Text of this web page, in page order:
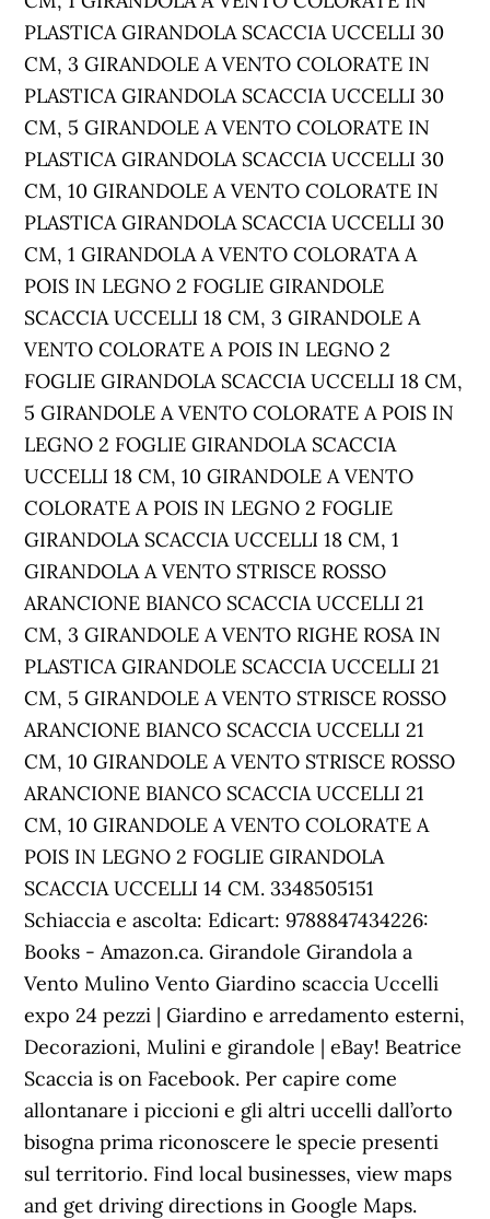
PLASTICA GIRANDOLA SCACCIA UCCELLI 30
CM, 3 GIRANDOLE A VENTO COLORATE IN
PLASTICA GIRANDOLA SCACCIA UCCELLI 30
CM, 5 GIRANDOLE A VENTO COLORATE IN
PLASTICA GIRANDOLA SCACCIA UCCELLI 30
CM, 10 GIRANDOLE A VENTO COLORATE IN
PLASTICA GIRANDOLA SCACCIA UCCELLI 30
CM, 1 GIRANDOLA A VENTO COLORATA A
POIS IN LEGNO 2 FOGLIE GIRANDOLE
SCACCIA UCCELLI 18 CM, 3 GIRANDOLE A
VENTO COLORATE A POIS IN LEGNO 2
FOGLIE GIRANDOLA SCACCIA UCCELLI 18 CM,
5 GIRANDOLE A VENTO COLORATE A POIS IN
LEGNO 2 FOGLIE GIRANDOLA SCACCIA
UCCELLI 18 CM, 10 GIRANDOLE A VENTO
COLORATE A POIS IN LEGNO 2 FOGLIE
GIRANDOLA SCACCIA UCCELLI 18 CM, 1
GIRANDOLA A VENTO STRISCE ROSSO
ARANCIONE BIANCO SCACCIA UCCELLI 21
CM, 3 GIRANDOLE A VENTO RIGHE ROSA IN
PLASTICA GIRANDOLE SCACCIA UCCELLI 21
CM, 5 GIRANDOLE A VENTO STRISCE ROSSO
ARANCIONE BIANCO SCACCIA UCCELLI 21
CM, 10 GIRANDOLE A VENTO STRISCE ROSSO
ARANCIONE BIANCO SCACCIA UCCELLI 21
CM, 10 GIRANDOLE A VENTO COLORATE A
POIS IN LEGNO 2 FOGLIE GIRANDOLA
SCACCIA UCCELLI 14 CM. 3348505151
Schiaccia e ascolta: Edicart: 9788847434226:
Books - Amazon.ca. Girandole Girandola a
Vento Mulino Vento Giardino scaccia Uccelli
expo 24 pezzi | Giardino e arredamento esterni,
Decorazioni, Mulini e girandole | eBay! Beatrice
Scaccia is on Facebook. Per capire come
allontanare i piccioni e gli altri uccelli dall’orto
bisogna prima riconoscere le specie presenti
sul territorio. Find local businesses, view maps
and get driving directions in Google Maps.